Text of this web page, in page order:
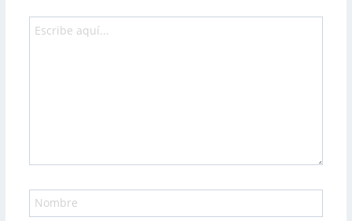
Escribe
Nombre